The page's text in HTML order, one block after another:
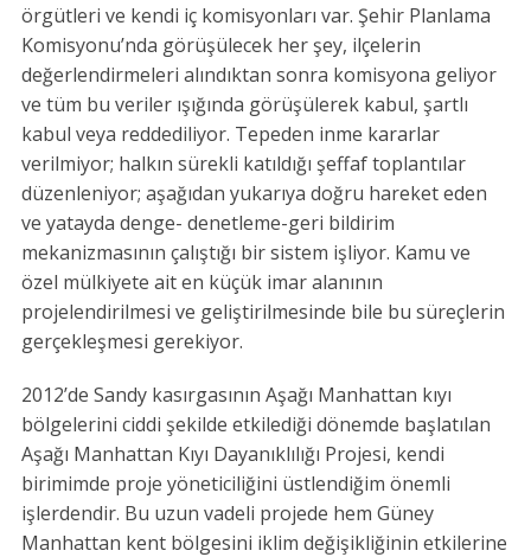
örgütleri ve kendi iç komisyonları var. Şehir Planlama
Komisyonu’nda görüşülecek her şey, ilçelerin
değerlendirmeleri alındıktan sonra komisyona geliyor
ve tüm bu veriler ışığında görüşülerek kabul, şartlı
kabul veya reddediliyor. Tepeden inme kararlar
verilmiyor; halkın sürekli katıldığı şeffaf toplantılar
düzenleniyor; aşağıdan yukarıya doğru hareket eden
ve yatayda denge- denetleme-geri bildirim
mekanizmasının çalıştığı bir sistem işliyor. Kamu ve
özel mülkiyete ait en küçük imar alanının
projelendirilmesi ve geliştirilmesinde bile bu süreçlerin
gerçekleşmesi gerekiyor.
2012’de Sandy kasırgasının Aşağı Manhattan kıyı
bölgelerini ciddi şekilde etkilediği dönemde başlatılan
Aşağı Manhattan Kıyı Dayanıklılığı Projesi, kendi
birimimde proje yöneticiliğini üstlendiğim önemli
işlerdendir. Bu uzun vadeli projede hem Güney
Manhattan kent bölgesini iklim değişikliğinin etkilerine